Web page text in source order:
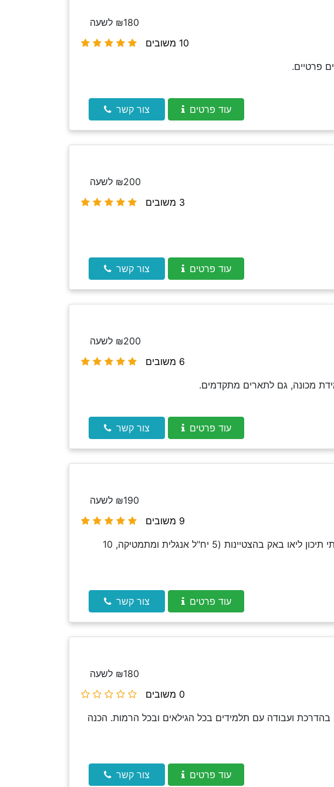
10 משובים
₪180 לשעה
פרטיים.
עוד פרטים צור קשר
3 משובים
₪200 לשעה
עוד פרטים צור קשר
6 משובים
₪200 לשעה
מכונה, גם לתארים מתקדמים.
עוד פרטים צור קשר
9 משובים
₪190 לשעה
בת 19 סימתי תואר ראשון במדעי המחשב באוניברסיטת חיפה. סיימתי תיכון ליאו באק בהצטיינות (5 יח"ל אנגלית ומתמטיקה, 10
עוד פרטים צור קשר
0 משובים
₪180 לשעה
בהדרכת ועבודה עם תלמידים בכל הגילאים ובכל הרמות. הכנה
עוד פרטים צור קשר